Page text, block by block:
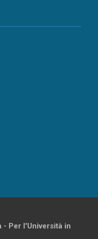
- Per l'Università in